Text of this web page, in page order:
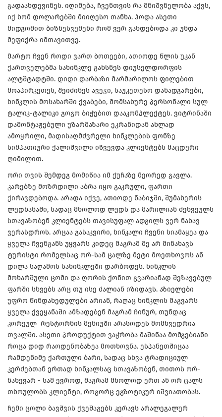
გადაახდევინეს. იღიმება, ჩვენთვის რა მნიშვნელობა აქვს,
იქ ხომ დოლარებში მიიღესო თანხა. ჰოდა ასეთი
მიდგომით ბიზნესვუმენი რომ ვერ გახდებოდა კი უნდა
მეფიქრა იმთავითვე.
მარტო ჩვენ როდი ვართ ბოთეები, ათიოდე წლის უკან
ქართველებმა სახინკლე გახსნეს დიუსელდორფის
ალტშტადტში. დიდი დარბაზი მარმარილოს ფილებით
მოაპირკეთეს, შეიძინეს ავეჯი, საუკეთესო დანადგარები,
ხინკლის მოსახარში ქვაბები, მომსახურე პერსონალი სულ
ტალიკ-ტალიკი გოგო ბიჭებით დააკომპლექტეს. ვიტრინაში
დამონტაჟებული უზარმაზარი ეკრანიდან ახლად
ამოყრილი, მადისაღმძვრელი ხინკლების ფონზე
სიმპათიური ქალიშვილი იწვევდა კლიენტებს მაცდური
ღიმილით.
ორი თვის შემდეგ მომიწია იმ ქუჩაზე მეორედ გავლა.
კარებზე მოზრდილი აბრა იყო გაკრული, ფართი
ქირავდებოდა. არადა იქვე, ათიოდე ნაბიჯში, შუმახერის
ლუდხანაში, სადაც მხოლოდ ლუდს და მარილიან ძეხვეულს
სთავაზობენ კლიენტებს თავისუფალ ადგილს ვერ ნახავ
ვერასდროს. არცაა გასაკვირი, ხინკალი ჩვენი სიამაყეა და
ყველა ჩვენგანს უყვარს კიდეც მაგრამ მე არ მინახავს
ტურისტი რომელსაც ორ-სამ ცალზე მეტი მოეთხოვოს ან
დილა საღამოს სახინკლეში დარბოდეს. ხინკლის
მოხარშული ცომი და ღორის ქონით გვარიანად შეზავებულ
ფარში სხვებს არც თუ ისე ძალიან იზიდავს. აზიელები
უფრო წინდახედულები არიან, რაღაც ხინკლის მაგვარს
ყველა ქვეყანაში ამზადებენ მაგრამ ჩინურ, თუნდაც
კორეულ რესტორნის მენიუში არასოდეს მომხვედრია
თვალში. ასეთი პროდუქტით ვაჭრობა მაშინაა მომგებიანი
როცა დიდ რაოდენობაზეა მოთხოვნა. ესპანეთშიცაა
რამდენიმე ქართული ბარი, სადაც სხვა ტრადიციულ
კერძებთან ერთად ხინკალსაც სთავაზობენ, თითოს ორ-
ნახევარ - სამ ევროდ, მაგრამ მხოლოდ ერთ ან ორ ცალს
თხოულობს კლიენტი, როგორც ეგზოტიკურ იშვიათობას.
ჩემი ცოლი ბავშვის ქვეშაგებს კერავს არალეგალურ